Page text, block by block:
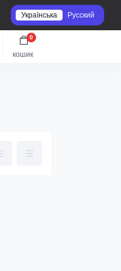
Українська Русский
кошик
0